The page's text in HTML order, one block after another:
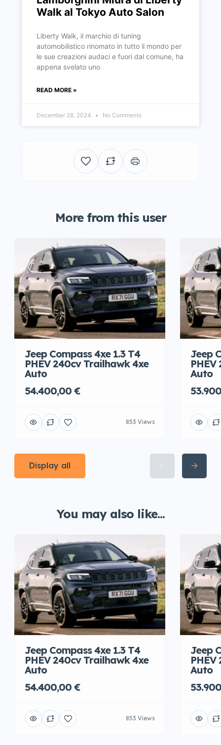
Walk al Tokyo Auto Salon
Liberty Walk, il marchio di tuning
automobilistico rinomato in tutto il mondo per
le sue creazioni audaci e fuori dal comune, ha
appena svelato uno
READ MORE »
December 28, 2024 No Comments
More from this user
Jeep Compass 4xe 1.3 T4
PHEV 240cv Trailhawk 4xe
Auto
54.400,00 €
853 Views
Jeep
Auto
Display all
You may also like...
Jeep Compass 4xe 1.3 T4
PHEV 240cv Trailhawk 4xe
Auto
54.400,00 €
853 Views
Jeep
Auto